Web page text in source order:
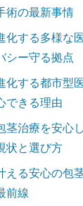
術の最新事情
化する多様な
シー守る拠点
化する都市型
できる理由
茎治療を安心
状と選び方
える安心の包
前線